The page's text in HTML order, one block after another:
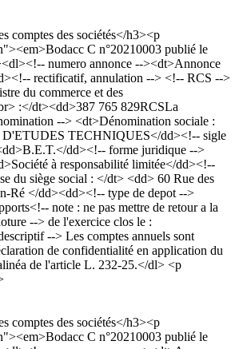
comptes des sociétés</h3><p
C n°20210003 publié le
numero annonce --><dt>Annonce
rectificatif, annulation --> <!-- RCS -->
du commerce et des
:</dt><dd>387 765 829RCSLa
--> <dt>Dénomination sociale :
TECHNIQUES</dd><!-- sigle
dd><!-- forme juridique -->
à responsabilité limitée</dd><!--
du siège social : </dt> <dd> 60 Rue des
Ré </dd><dd><!-- type de depot -->
note : ne pas mettre de retour a la
--> de l'exercice clos le :
--> Les comptes annuels sont
de confidentialité en application du
de l'article L. 232-25.</dl> <p
comptes des sociétés</h3><p
C n°20210003 publié le